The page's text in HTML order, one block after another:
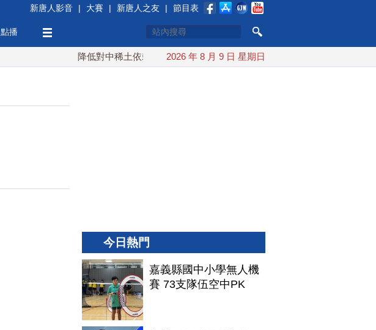
新唐人影音 | 大賽 | 新唐人之友 | 節目表
點播
降低對中稀土依賴 川普宣布礦業投資20億美元
2026 年 8 月 9 日 星期日
今日熱門
嘉義縣國中小學無人機
賽 73支隊伍空中PK